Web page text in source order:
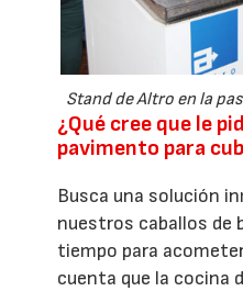
Stand de Altro en la
¿Qué cree que le
pavimento para
Busca una solución
nuestros caballos de
tiempo para
cuenta que la cocina